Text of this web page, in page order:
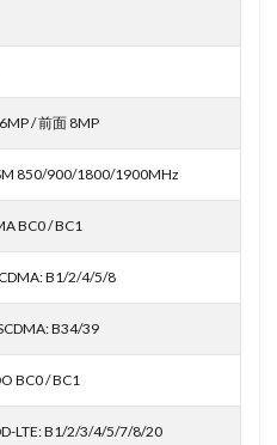
/ 前面 8MP
850/900/1800/1900MHz
BC0 / BC1
B1/2/4/5/8
B34/39
BC0 / BC1
LTE: B1/2/3/4/5/7/8/20